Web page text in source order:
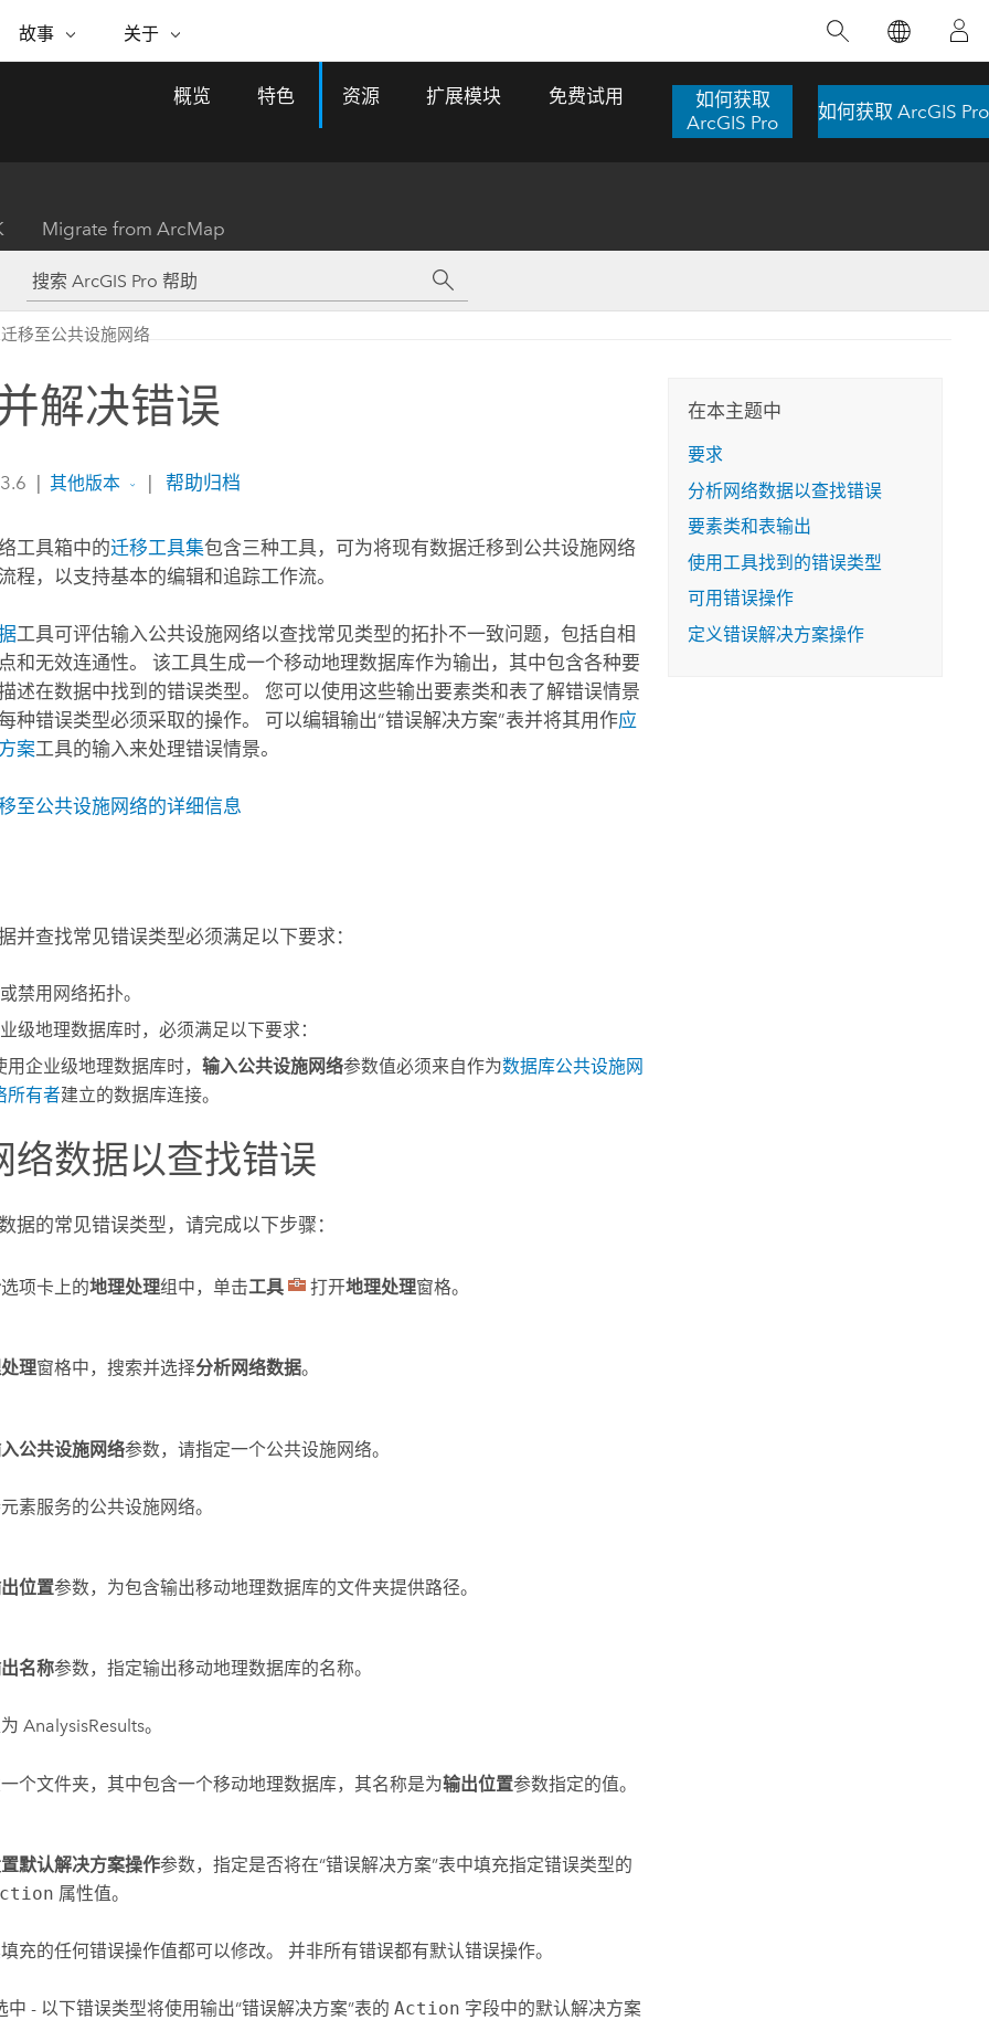
引入分析
编辑和共享空间数据
Esri 产品、合作伙伴产品和开发
互式地图，探索产品功能，或者直接开始免
专题倡议
基础设施管理
使用 GIS 创建现代化、有弹性且可持续发展
者了解基础设施工程与周围环境的关系。
探索基础设施管理
自助服务
文档
My Esri
故事
ESRI 故事
现实世界的全球 GIS 创新
客
商业和技术领导者之声
行业新闻和 ArcGIS 更新
所有故事
动提供了有力支持。
关于
关于 ESRI
合作伙伴
招贤纳士
媒体与分析师关系
联系我们
数字孪生体
推荐书籍
概览 特色 资源 扩展模块 免费试用
如何获取
ArcGIS Pro
如何获取 ArcGIS Pro
Migrate from ArcMap
迁移至公共设施网络
解决错误
其他版本 帮助归档
工具箱中的迁移工具集包含三种工具，可为将现有数据迁移到公共设施网络
程，以支持基本的编辑和追踪工作流。
工具可评估输入公共设施网络以查找常见类型的拓扑不一致问题，包括自相
和无效连通性。 该工具生成一个移动地理数据库作为输出，其中包含各种要
述在数据中找到的错误类型。 您可以使用这些输出要素类和表了解错误情景
种错误类型必须采取的操作。 可以编辑输出“错误解决方案”表并将其用作应
案工具的输入来处理错误情景。
至公共设施网络的详细信息
并查找常见错误类型必须满足以下要求：
禁用网络拓扑。
级地理数据库时，必须满足以下要求：
用企业级地理数据库时， 输入公共设施网络参数值必须来自作为数据库公共设施网
所有者建立的数据库连接。
络数据以查找错误
据的常见错误类型，请完成以下步骤：
选项卡上的地理处理组中，单击工具 打开地理处理窗格。
理窗格中，搜索并选择分析网络数据。
公共设施网络参数，请指定一个公共设施网络。
素服务的公共设施网络。
位置参数，为包含输出移动地理数据库的文件夹提供路径。
名称参数，指定输出移动地理数据库的名称。
AnalysisResults。
个文件夹，其中包含一个移动地理数据库，其名称是为输出位置参数指定的值。
默认解决方案操作参数，指定是否将在“错误解决方案”表中填充指定错误类型的
属性值。
充的任何错误操作值都可以修改。 并非所有错误都有默认错误操作。
中 - 以下错误类型将使用输出“错误解决方案”表的 Action 字段中的默认解决方案
在本主题中
要求
分析网络数据以查找错误
要素类和表输出
使用工具找到的错误类型
可用错误操作
定义错误解决方案操作